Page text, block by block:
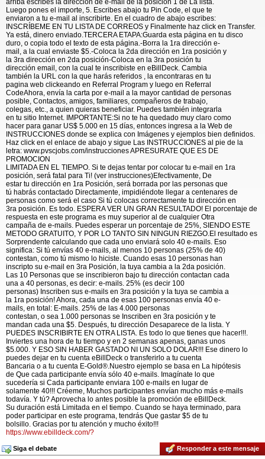
arriba escribes la dirección de e-mail de la posición 1 de La lista.
Luego pones el importe, 5. Escribes abajo tu Pin Code, el que te
enviaron a tu e-mail al inscribirte. En el cuadro de abajo escribes:
INSCRÍBEME EN TU LISTA DE CORREOS y Finalmente haz click en Transfer.
Ya está, dinero enviado.TERCERA ETAPA:Guarda esta página en tu disco
duro, o copia todo el texto de esta página.-Borra la 1ra dirección e-
mail, a la cual enviaste $5.-Coloca la 2da dirección en 1ra posición y
la 3ra dirección en 2da posición-Coloca en la 3ra posición tu
dirección email, con la cual te inscribiste en eBillDeck. Cambia
también la URL con la que harás referidos , la encontraras en tu
pagina web clickeando en Referral Program y luego en Referral
CodeAhora, envía la carta por e-mail a la mayor cantidad de personas
posible, Contactos, amigos, familiares, compañeros de trabajo,
colegas, etc., a quien quieras beneficiar. Puedes también integrarla
en tu sitio Internet. IMPORTANTE:Si no te ha quedado muy claro como
hacer para ganar US$ 5.000 en 15 días, entonces ingresa a la Web de
INSTRUCCIONES donde se explica con Imágenes y ejemplos bien definidos.
Haz click en el enlace de abajo y sigue Las INSTRUCCIONES al pie de la
letra: www.pvscjobs.com/instrucciones APRESURATE QUE ES DE
PROMOCION
LIMITADA EN EL TIEMPO. Si te dejas tentar por colocar tu e-mail en 1ra
posición, será fatal para Ti! (ver instrucciones)Efectivamente, De
estar tu dirección en 1ra Posición, será borrada por las personas que
tú habrás contactado Directamente, impidiéndote llegar a centenares de
personas como será el caso Si tú colocas correctamente tu dirección en
3ra posición. Es todo. ESPERA VER UN GRAN RESULTADO! El porcentaje de
respuesta en este programa es muy superior al de cualquier Otra
campaña de e-mails. Puedes esperar un porcentaje de 25%, SIENDO ESTE
METODO GRATUITO, Y POR LO TANTO SIN NINGUN RIEZGO.El resultado es
Sorprendente calculando que cada uno enviará solo 40 e-mails. Eso
significa: Si tú envías 40 e-mails, al menos 10 personas (25% de 40)
contestan, como tú mismo lo hiciste. Cuando esas 10 personas han
inscripto su e-mail en 3ra Posición, la tuya cambia a la 2da posición.
Las 10 Personas que se inscribieron bajo tu dirección contactan cada
una a 40 personas, es decir: e-mails. 25% (es decir 100
personas) Inscriben sus e-mails en 3ra posición y la tuya se cambia a
la 1ra posición! Ahora, cada una de esas 100 personas envía 40 e-
mails, en total: E-mails. 25% de las 4.000 personas
contestan, o sea 1.000 personas se Inscriben en 3ra posición y te
mandan cada una $5. Después, tu dirección Desaparece de la lista. Y
PUEDES INSCRIBIRTE EN OTRA LISTA. Es todo lo que tienes que hacer!!!.
Inviertes una hora de tu tiempo y en 2 semanas apenas, ganas unos
$5.000. Y ESO SIN HABER GASTADO NI UN SOLO DOLAR!!! Ese dinero lo
puedes dejar en tu cuenta eBillDeck o transferirlo a tu cuenta
Bancaria o a tu cuenta E-Gold®.Nuestro ejemplo se basa en La hipótesis
de Que cada participante envía sólo 40 e-mails. Imagínate lo que
sucedería si Cada participante enviara 100 e-mails en lugar de
solamente 40!!! Créeme, Muchos participantes envían mucho más e-mails
todavía. Y tú? Aprovecha lo antes posible la promoción de eBillDeck.
Su duración está Limitada en el tiempo. Cuando se haya terminado, para
poder participar en este programa, tendrás Que gastar $5 de tu
bolsillo. Gracias por tu atención y mucho éxito!!!
https://www.ebilldeck.com/?
Siga el debate Responder a este mensaje